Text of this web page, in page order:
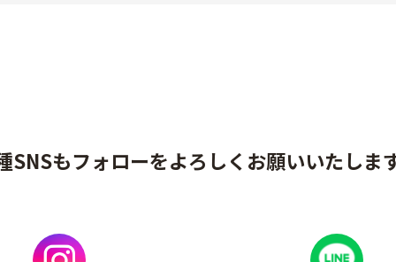
SNSもフォローをよろしくお願いいたしま